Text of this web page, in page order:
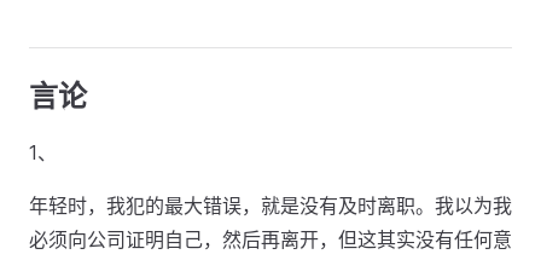
言论
1、
年轻时，我犯的最大错误，就是没有及时离职。我以为我
必须向公司证明自己，然后再离开，但这其实没有任何意